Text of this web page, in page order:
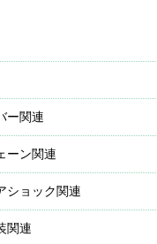
ー関連
ーン関連
ショック関連
関連